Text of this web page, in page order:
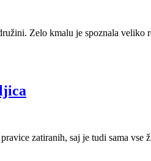
Zelo kmalu je spoznala veliko
zatiranih, saj je tudi sama